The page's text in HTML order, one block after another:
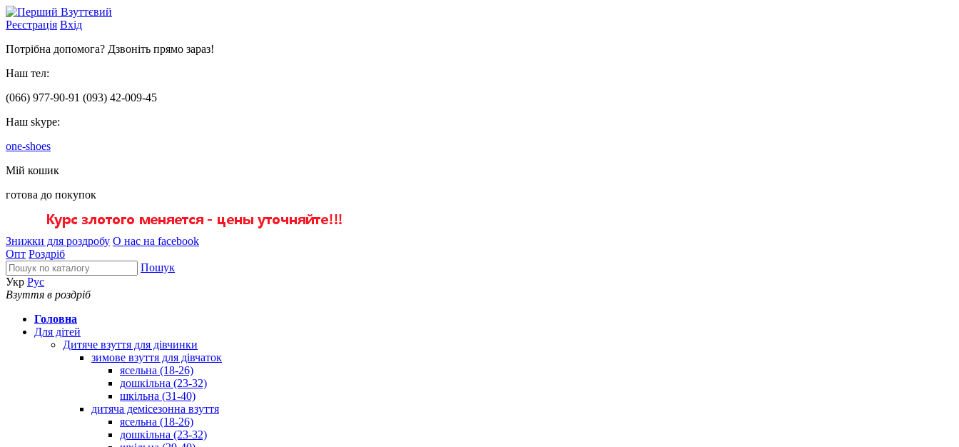
Реєстрація Вхід
Потрібна допомога? Дзвоніть прямо зараз!
Наш тел:
(066) 977-90-91 (093) 42-009-45
Наш skype:
one-shoes
Мій кошик
готова до покупок
Знижки для роздробу О нас на facebook
Опт Роздріб
Пошук
Укр Рус
Взуття в роздріб
Головна
Для дітей
Дитяче взуття для дівчинки
зимове взуття для дівчаток
ясельна (18-26)
дошкільна (23-32)
шкільна (31-40)
дитяча демісезонна взуття
ясельна (18-26)
дошкільна (23-32)